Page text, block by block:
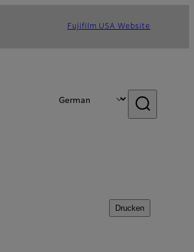
Fujifilm USA Website
Drucken